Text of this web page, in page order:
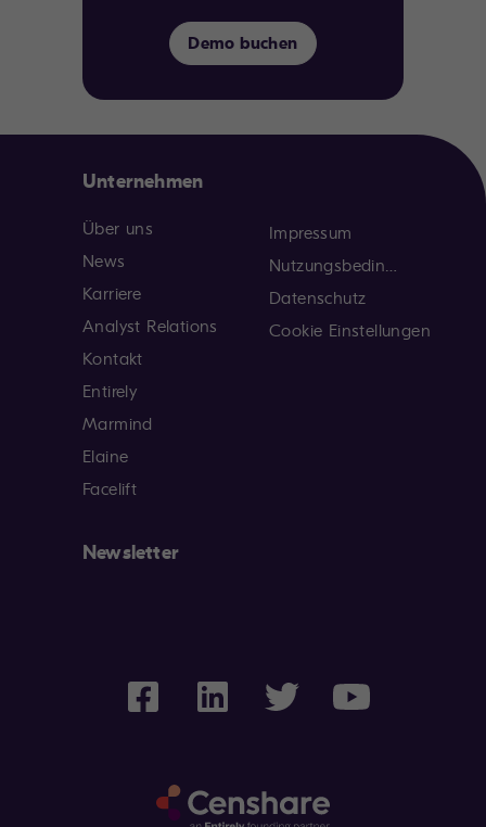
Demo buchen
Unternehmen
Über uns
News
Karriere
Analyst Relations
Kontakt
Entirely
Marmind
Elaine
Facelift
Impressum
Nutzungsbedingungen
Datenschutz
Cookie Einstellungen
Newsletter